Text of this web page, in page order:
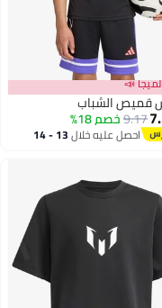
📣
قميص الشباب
9.17خصم 18%
احصل عليه خلال 13 - 14